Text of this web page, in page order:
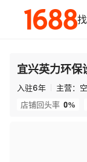
宜兴英力环保
入驻6年 主营：
店铺回头率 0%